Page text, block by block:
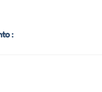
: